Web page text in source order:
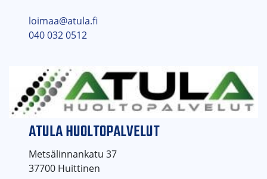
loimaa@atula.fi
040 032 0512
ATULA HUOLTOPALVELUT
Metsälinnankatu 37
37700 Huittinen